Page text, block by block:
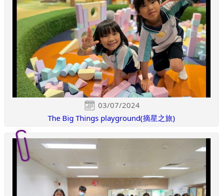
03/07/2024
The Big Things playground(摘星之旅)